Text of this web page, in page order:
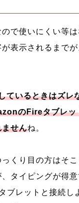
で使いにくい等
表示されるまで
ているときはズレ
のFireタブレッ
ませんね。
くり目の方はそ
タイピングが得
ブレットと接続し